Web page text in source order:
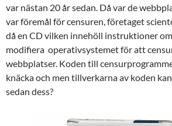
var nästan 20 år sedan. Då var de
var föremål för censuren, företaget
då en CD vilken innehöll instruktioner
modifiera operativsystemet för att
webbplatser. Koden till
knäcka och men tillverkarna av koden
sedan dess?